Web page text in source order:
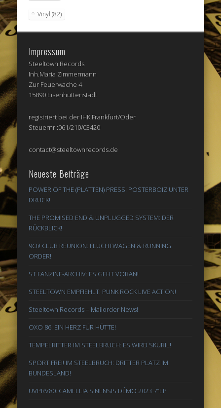
Vinyl (82)
Impressum
Steeltown Records
Inh.Maria Zimmermann
Zur Feuerwache 4
15890 Eisenhüttenstadt
registriert bei der IHK Frankfurt/Oder
Steuernr.:061/210/03420
contact@steeltownrecords.de
Neueste Beiträge
POWER OF THE (PLATTEN) PRESS: POSTERBOIZ UNTER
DRUCK!
THE PROMISED END & UNPLUGGED SYSTEM: DER
RÜCKBLICK!
9Oi! CLUB REUNION: FLUCHTWAGEN & RUNNING
ORDER!
ST FANZINE-ARCHIV: ES GEHT VORAN!
STEELTOWN EMPFIEHLT: PUNK ROCK LIVE ACTION!
Steeltown Records – Mailorder News!
OXO 86: EIN HERZ FÜR HÜTTE!
TEMPELRITTER IM STEELBRUCH: ES WIRD SKURIL!
SPORT FREI! IM STEELBRUCH: DRITTER PLATZ IM
BUNDESLAND!
UVPRV80: CAMELLIA SINENSIS DÉMO 2023 7″EP